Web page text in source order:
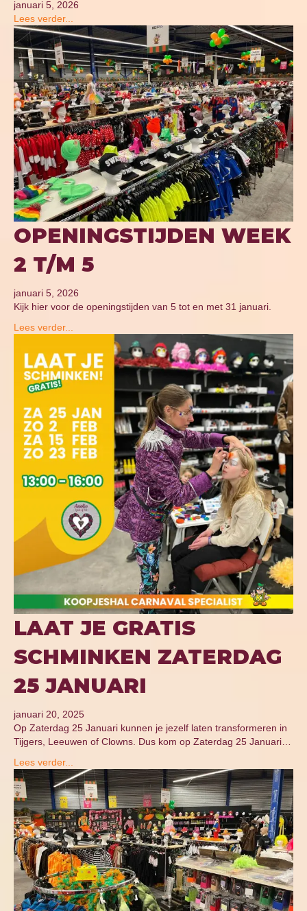
januari 5, 2026
Lees verder...
OPENINGSTIJDEN WEEK
2 T/M 5
januari 5, 2026
Kijk hier voor de openingstijden van 5 tot en met 31 januari.
Lees verder...
LAAT JE GRATIS
SCHMINKEN ZATERDAG
25 JANUARI
januari 20, 2025
Op Zaterdag 25 Januari kunnen je jezelf laten transformeren in
Tijgers, Leeuwen of Clowns. Dus kom op Zaterdag 25 Januari…
Lees verder...